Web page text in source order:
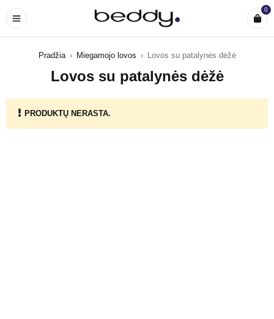
0
Pradžia › Miegamojo lovos › Lovos su patalynės dėžė
Lovos su patalynės dėžė
PRODUKTŲ NERASTA.